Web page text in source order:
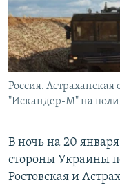
СОЦИАЛЬНЫЕ СЕТИ
Все сайты РСЕ/РС
Россия. Астраханская
"Искандер-М" на
В ночь на 20
стороны Украины
Ростовская и